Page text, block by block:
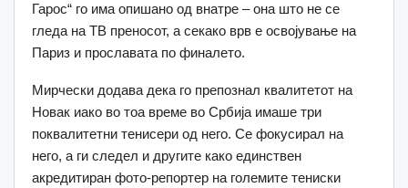
Гарос“ го има опишано од внатре – она што не се
гледа на ТВ преносот, а секако врв е освојување на
Париз и прославата по финалето.
Мирчески додава дека го препознал квалитетот на
Новак иако во тоа време во Србија имаше три
поквалитетни тенисери од него. Се фокусирал на
него, а ги следел и другите како единствен
акредитиран фото-репортер на големите тениски